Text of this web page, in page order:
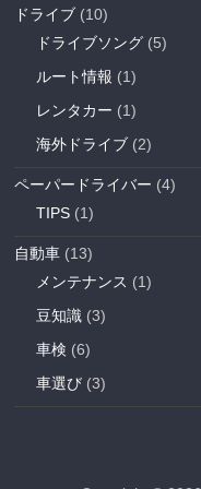
ドライブ (10)
ドライブソング (5)
ルート情報 (1)
レンタカー (1)
海外ドライブ (2)
ペーパードライバー (4)
TIPS (1)
自動車 (13)
メンテナンス (1)
豆知識 (3)
車検 (6)
車選び (3)